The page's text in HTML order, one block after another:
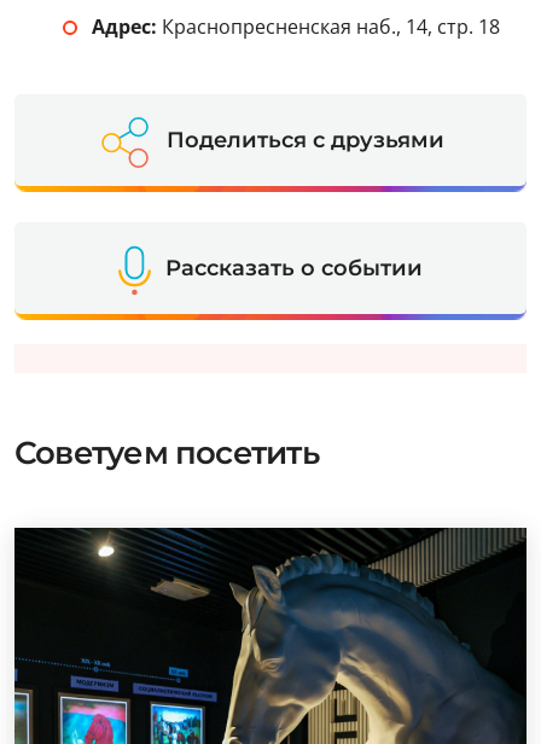
Адрес: Краснопресненская наб., 14, стр. 18
Поделиться с друзьями
Рассказать о событии
Советуем посетить